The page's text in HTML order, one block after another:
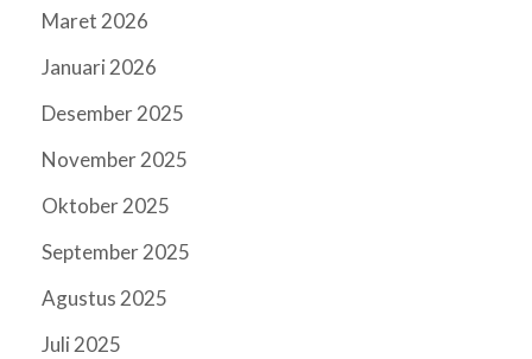
Maret 2026
Januari 2026
Desember 2025
November 2025
Oktober 2025
September 2025
Agustus 2025
Juli 2025